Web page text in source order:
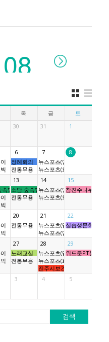
목 금
토
30 31 1
6
정례회의
전통무용
7
뉴스포츠(믿음반)
뉴스포츠(희망소망사랑반)
8
속힐링여행2차
13
소담 숲속힐링여행2차
전통무용
14
뉴스포츠(믿음반)
뉴스포츠(희망소망사랑반)
15
참진주나누미봉
20
전통무용
21
뉴스포츠(믿음반)
뉴스포츠(믿음소망사랑반)
22
실습생문화체험
27
노래교실
전통무용
28
뉴스포츠(믿음반)
뉴스포츠(희망소망사랑반)
진주시보건소 건강관리(혈
29
위드문PT봉사단
3 4 5
검색